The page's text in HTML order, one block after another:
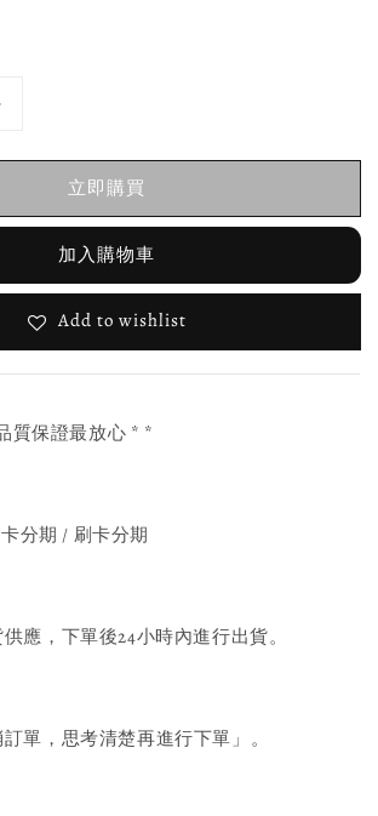
立即購買
加入購物車
Add to wishlist
質保證最放心 * *
分期 / 刷卡分期
應，下單後24小時內進行出貨。
單，思考清楚再進行下單」。